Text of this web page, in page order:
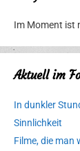
Im Moment ist
Aktuell im
In dunkler
Sinnlichkeit
Filme, die man